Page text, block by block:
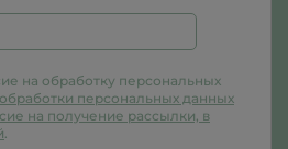
на обработку персональных
персональных данных
на получение рассылки, в
.